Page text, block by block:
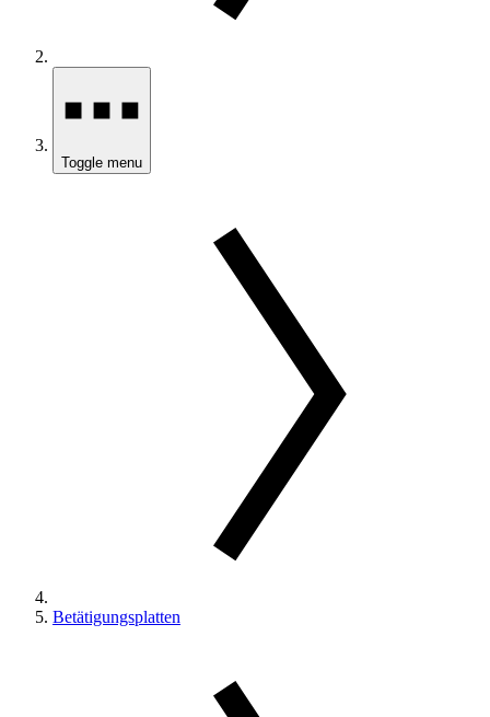
Toggle menu
Betätigungsplatten